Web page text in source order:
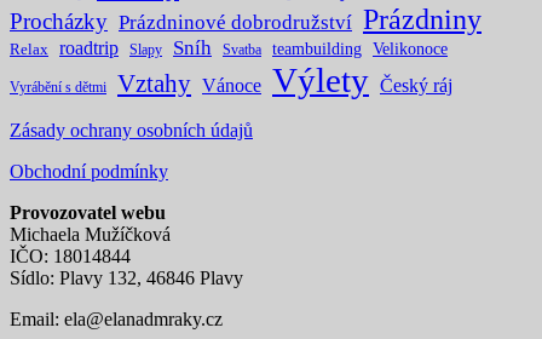
Procházky Prázdninové dobrodružství Prázdniny
Relax roadtrip Slapy Sníh Svatba teambuilding Velikonoce
Vyrábění s dětmi Vztahy Vánoce Výlety Český ráj
Zásady ochrany osobních údajů
Obchodní podmínky
Provozovatel webu
Michaela Mužíčková
IČO: 18014844
Sídlo: Plavy 132, 46846 Plavy
Email: ela@elanadmraky.cz